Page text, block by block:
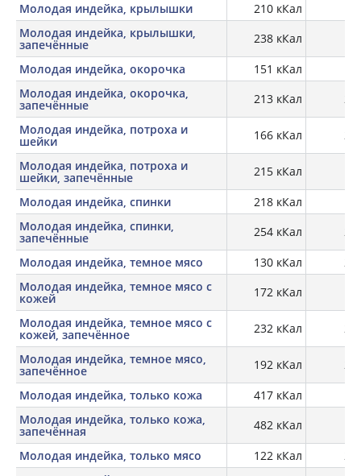
Молодая индейка, крылышки
210 кКал
Молодая индейка, крылышки,
запечённые 238 кКал
Молодая индейка, окорочка
151 кКал
Молодая индейка, окорочка,
запечённые 213 кКал
Молодая индейка, потроха и
шейки 166 кКал
Молодая индейка, потроха и
шейки, запечённые 215 кКал
Молодая индейка, спинки
218 кКал
Молодая индейка, спинки,
запечённые 254 кКал
Молодая индейка, темное мясо
130 кКал
Молодая индейка, темное мясо с
кожей 172 кКал
Молодая индейка, темное мясо с
кожей, запечённое 232 кКал
Молодая индейка, темное мясо,
запечённое 192 кКал
Молодая индейка, только кожа
417 кКал
Молодая индейка, только кожа,
запечённая 482 кКал
Молодая индейка, только мясо
122 кКал